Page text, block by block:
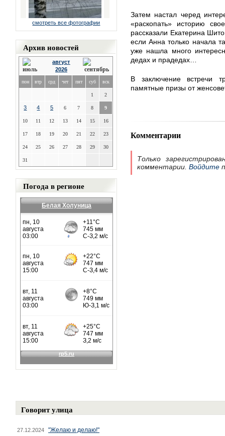
смотреть все фотографии
Архив новостей
август
2026
пон втр срд чет пят суб вск
1 2
3 4 5 6 7 8 9
10 11 12 13 14 15 16
17 18 19 20 21 22 23
24 25 26 27 28 29 30
31
Погода в регионе
Белая Холуница
Затем настал черед
«раскопать» историю
рассказали Екатерина
если Анна только начала
уже нашла много
дедах и прадедах…
В заключение встречи
памятные призы от
Комментарии
Только
комментарии. Войдите
Говорит улица
27.12.2024 "Желаю и делаю!"